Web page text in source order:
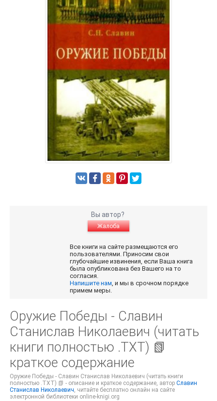
Вы автор?
Жалоба
Все книги на сайте размещаются его
пользователями. Приносим свои
глубочайшие извинения, если Ваша книга
была опубликована без Вашего на то
согласия.
Напишите нам, и мы в срочном порядке
примем меры.
Оружие Победы - Славин
Станислав Николаевич (читать
книги полностью .TXT) 📗
краткое содержание
Оружие Победы - Славин Станислав Николаевич (читать книги
полностью .TXT) 📗 - описание и краткое содержание, автор Славин
Станислав Николаевич, читайте бесплатно онлайн на сайте
электронной библиотеки online-knigi.org